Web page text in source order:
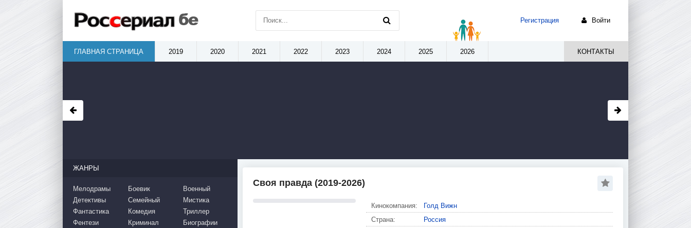
Своя правда (2019-2026)
Кинокомпания:
Голд Вижн
Страна:
Россия
ЖАНРЫ
Мелодрамы
Детективы
Фантастика
Боевик
Семейный
Комедия
Военный
Мистика
Триллер
Фентези
Криминал
Биографии
Регистрация Войти
ГЛАВНАЯ СТРАНИЦА 2019 2020 2021 2022 2023 2024 2025 2026 КОНТАКТЫ